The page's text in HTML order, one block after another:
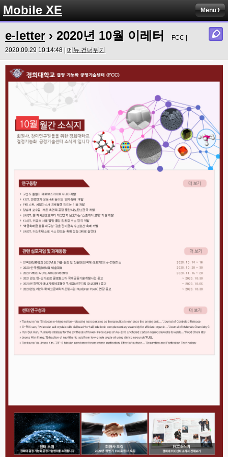
Mobile XE Menu
e-letter› 2020년 10월 이레터
FCC |
2020.09.29 10:14:48 | 메뉴 건너뛰기